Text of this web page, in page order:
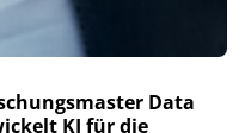
Data
KI für die